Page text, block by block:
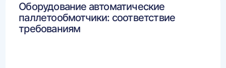
Оборудование автоматические
паллетообмотчики: соответствие
требованиям